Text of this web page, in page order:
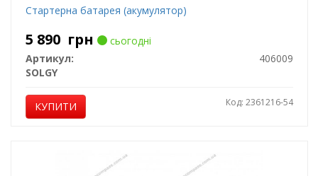
Стартерна батарея (акумулятор)
5 890 грн
сьогодні
Артикул:
406009
SOLGY
КУПИТИ Код: 2361216-54